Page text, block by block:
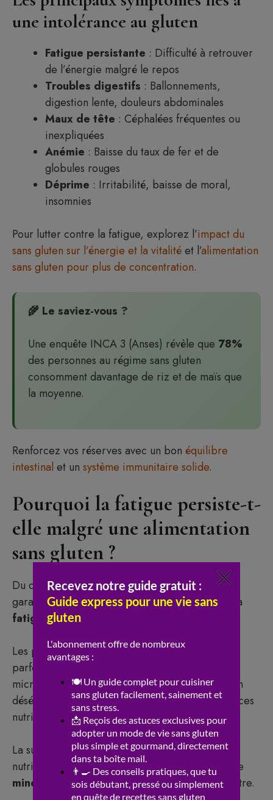
une intolérance au gluten
Fatigue persistante : Difficulté à retrouver
de l’énergie malgré le repos
Troubles digestifs : Ballonnements,
digestion lente, douleurs abdominales
Maux de tête : Céphalées fréquentes ou
inexpliquées
Anémie : Baisse du taux de fer et de
globules rouges
Déprime : Irritabilité, baisse de moral,
insomnies
Pour lutter contre la fatigue, explorez l’impact du
sans gluten sur l’énergie et la vitalitéet l’alimentation
sans gluten pour plus de concentration.
🌾 Le saviez-vous ?
Une enquête INCA 3 (Anses) révèle que 78%
des personnes au régime sans gluten
consomment davantage de riz et de maïs que
la moyenne.
Renforcez vos réserves avec un bon équilibre
intestinal et un système immunitaire solide.
Pourquoi la fatigue persiste-t-
elle malgré une alimentation
sans gluten ?
Du coup, adopter unrégime sans gluten
ne
garantit pas automatiquement la disparition de la
fatigue.
Les produits industriels sans gluten contiennent
parfois trop de sucres ou d’amidons, pauvres en
micro-nutriments et vitamines. Cette alimentation
déséquilibrée peut entraîner de nouvelles carences
nutritionnelles et aggraver la fatigue.
La suppression duglutensans ajustement
nutritionnel peut priver l’organisme de fibres, de
minéraux
et de vitamines nécessaires au bien-être.